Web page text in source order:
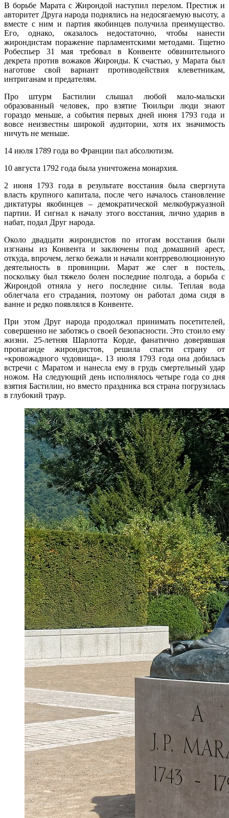
В борьбе Марата с Жирондой наступил перелом. Престиж и
авторитет Друга народа поднялись на недосягаемую высоту, а
вместе с ним и партия якобинцев получила преимущество.
Его, однако, оказалось недостаточно, чтобы нанести
жирондистам поражение парламентскими методами. Тщетно
Робеспьер 31 мая требовал в Конвенте обвинительного
декрета против вожаков Жиронды. К счастью, у Марата был
наготове свой вариант противодействия клеветникам,
интриганам и предателям.
Про штурм Бастилии слышал любой мало-мальски
образованный человек, про взятие Тюильри люди знают
гораздо меньше, а события первых дней июня 1793 года и
вовсе неизвестны широкой аудитории, хотя их значимость
ничуть не меньше.
14 июля 1789 года во Франции пал абсолютизм.
10 августа 1792 года была уничтожена монархия.
2 июня 1793 года в результате восстания была свергнута
власть крупного капитала, после чего началось становление
диктатуры якобинцев – демократической мелкобуржуазной
партии. И сигнал к началу этого восстания, лично ударив в
набат, подал Друг народа.
Около двадцати жирондистов по итогам восстания были
изгнаны из Конвента и заключены под домашний арест,
откуда, впрочем, легко бежали и начали контрреволюционную
деятельность в провинции. Марат же слег в постель,
поскольку был тяжело болен последние полгода, а борьба с
Жирондой отняла у него последние силы. Теплая вода
облегчала его страдания, поэтому он работал дома сидя в
ванне и редко появлялся в Конвенте.
При этом Друг народа продолжал принимать посетителей,
совершенно не заботясь о своей безопасности. Это стоило ему
жизни. 25-летняя Шарлотта Корде, фанатично доверявшая
пропаганде жирондистов, решила спасти страну от
«кровожадного чудовища». 13 июля 1793 года она добилась
встречи с Маратом и нанесла ему в грудь смертельный удар
ножом. На следующий день исполнялось четыре года со дня
взятия Бастилии, но вместо праздника вся страна погрузилась
в глубокий траур.